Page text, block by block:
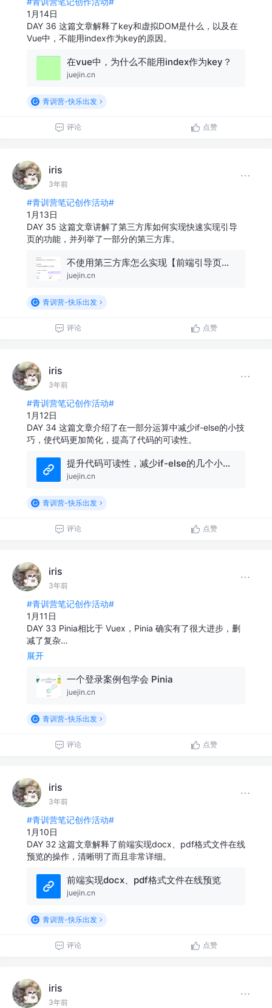
1月14日
DAY 36 这篇文章解释了key和虚拟DOM是什么，以及在
Vue中，不能用index作为key的原因。
在vue中，为什么不能用index作为key？
juejin.cn
青训营-快乐出发
评论 点赞
iris
3年前
#青训营笔记创作活动#
1月13日
DAY 35 这篇文章讲解了第三方库如何实现快速实现引导
页的功能，并列举了一部分的第三方库。
不使用第三方库怎么实现【前端引导页】功能？
juejin.cn
青训营-快乐出发
评论 点赞
iris
3年前
#青训营笔记创作活动#
1月12日
DAY 34 这篇文章介绍了在一部分运算中减少if-else的小技
巧，使代码更加简化，提高了代码的可读性。
提升代码可读性，减少if-else的几个小技巧
juejin.cn
青训营-快乐出发
评论 点赞
iris
3年前
#青训营笔记创作活动#
1月11日
DAY 33 Pinia相比于 Vuex，Pinia 确实有了很大进步，删
减了复杂…
展开
一个登录案例包学会 Pinia
juejin.cn
青训营-快乐出发
评论 点赞
iris
3年前
#青训营笔记创作活动#
1月10日
DAY 32 这篇文章解释了前端实现docx、pdf格式文件在线
预览的操作，清晰明了而且非常详细。
前端实现docx、pdf格式文件在线预览
juejin.cn
青训营-快乐出发
评论 点赞
iris
3年前